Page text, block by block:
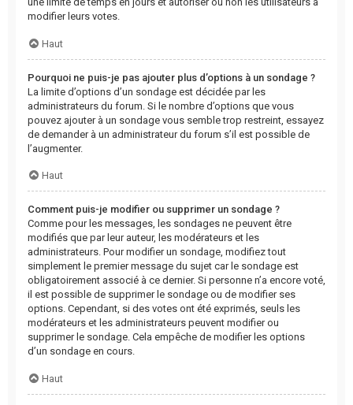
modifier leurs votes.
Haut
Pourquoi ne puis-je pas ajouter plus d’options à un sondage ?
La limite d’options d’un sondage est décidée par les
administrateurs du forum. Si le nombre d’options que vous
pouvez ajouter à un sondage vous semble trop restreint, essayez
de demander à un administrateur du forum s’il est possible de
l’augmenter.
Haut
Comment puis-je modifier ou supprimer un sondage ?
Comme pour les messages, les sondages ne peuvent être
modifiés que par leur auteur, les modérateurs et les
administrateurs. Pour modifier un sondage, modifiez tout
simplement le premier message du sujet car le sondage est
obligatoirement associé à ce dernier. Si personne n’a encore voté,
il est possible de supprimer le sondage ou de modifier ses
options. Cependant, si des votes ont été exprimés, seuls les
modérateurs et les administrateurs peuvent modifier ou
supprimer le sondage. Cela empêche de modifier les options
d’un sondage en cours.
Haut